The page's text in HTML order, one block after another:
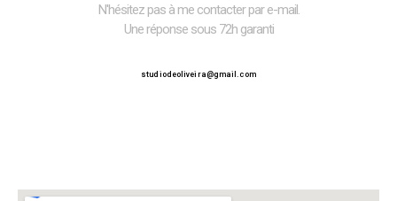
N'hésitez pas à me contacter par e-mail.
Une réponse sous 72h garanti
studiodeoliveira@gmail.com